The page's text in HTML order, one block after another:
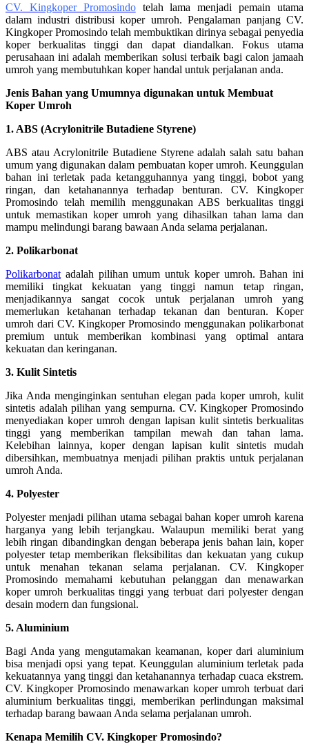
CV. Kingkoper Promosindotelah lama menjadi pemain utama
dalam industri distribusi koper umroh. Pengalaman panjang CV.
Kingkoper Promosindo telah membuktikan dirinya sebagai penyedia
koper berkualitas tinggi dan dapat diandalkan. Fokus utama
perusahaan ini adalah memberikan solusi terbaik bagi calon jamaah
umroh yang membutuhkan koper handal untuk perjalanan anda.
Jenis Bahan yang Umumnya digunakan untuk Membuat
Koper Umroh
1. ABS (Acrylonitrile Butadiene Styrene)
ABS atau Acrylonitrile Butadiene Styrene adalah salah satu bahan
umum yang digunakan dalam pembuatan koper umroh. Keunggulan
bahan ini terletak pada ketangguhannya yang tinggi, bobot yang
ringan, dan ketahanannya terhadap benturan. CV. Kingkoper
Promosindo telah memilih menggunakan ABS berkualitas tinggi
untuk memastikan koper umroh yang dihasilkan tahan lama dan
mampu melindungi barang bawaan Anda selama perjalanan.
2. Polikarbonat
Polikarbonat adalah pilihan umum untuk koper umroh. Bahan ini
memiliki tingkat kekuatan yang tinggi namun tetap ringan,
menjadikannya sangat cocok untuk perjalanan umroh yang
memerlukan ketahanan terhadap tekanan dan benturan. Koper
umroh dari CV. Kingkoper Promosindo menggunakan polikarbonat
premium untuk memberikan kombinasi yang optimal antara
kekuatan dan keringanan.
3. Kulit Sintetis
Jika Anda menginginkan sentuhan elegan pada koper umroh, kulit
sintetis adalah pilihan yang sempurna. CV. Kingkoper Promosindo
menyediakan koper umroh dengan lapisan kulit sintetis berkualitas
tinggi yang memberikan tampilan mewah dan tahan lama.
Kelebihan lainnya, koper dengan lapisan kulit sintetis mudah
dibersihkan, membuatnya menjadi pilihan praktis untuk perjalanan
umroh Anda.
4. Polyester
Polyester menjadi pilihan utama sebagai bahan koper umroh karena
harganya yang lebih terjangkau. Walaupun memiliki berat yang
lebih ringan dibandingkan dengan beberapa jenis bahan lain, koper
polyester tetap memberikan fleksibilitas dan kekuatan yang cukup
untuk menahan tekanan selama perjalanan. CV. Kingkoper
Promosindo memahami kebutuhan pelanggan dan menawarkan
koper umroh berkualitas tinggi yang terbuat dari polyester dengan
desain modern dan fungsional.
5. Aluminium
Bagi Anda yang mengutamakan keamanan, koper dari aluminium
bisa menjadi opsi yang tepat. Keunggulan aluminium terletak pada
kekuatannya yang tinggi dan ketahanannya terhadap cuaca ekstrem.
CV. Kingkoper Promosindo menawarkan koper umroh terbuat dari
aluminium berkualitas tinggi, memberikan perlindungan maksimal
terhadap barang bawaan Anda selama perjalanan umroh.
Kenapa Memilih CV. Kingkoper Promosindo?